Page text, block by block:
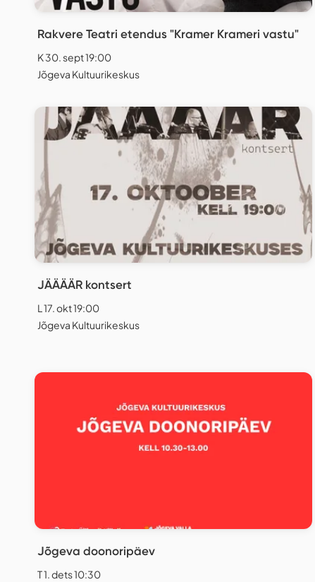
Rakvere Teatri etendus "Kramer Krameri vastu"
K 30. sept 19:00
Jõgeva Kultuurikeskus
JÄÄÄÄR kontsert
L 17. okt 19:00
Jõgeva Kultuurikeskus
Jõgeva doonoripäev
T 1. dets 10:30